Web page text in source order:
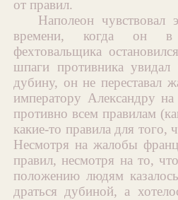
от правил.
Наполеон чувствовал
времени, когда он в
фехтовальщика
шпаги противника
дубину, он не переставал
императору Александру
противно всем правилам
какие-то правила для того,
Несмотря на жалобы
правил, несмотря на то,
положению людям
драться дубиной, а